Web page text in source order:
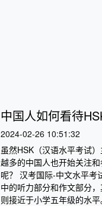
中国人如何看待
2024-02-26 10:51:32
虽然HSK（汉语水平考试
越多的中国人也开始关注
呢？ 汉考国际-中文水平考
中的听力部分和作文部分
则接近于小学五年级的水